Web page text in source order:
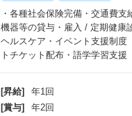
・各種社会保険完備・交通費
機器等の貸与・雇入 / 定期健康
ヘルスケア・イベント支援制度
トチケット配布・語学学習支援
[昇給]
年1回
[賞与]
年2回